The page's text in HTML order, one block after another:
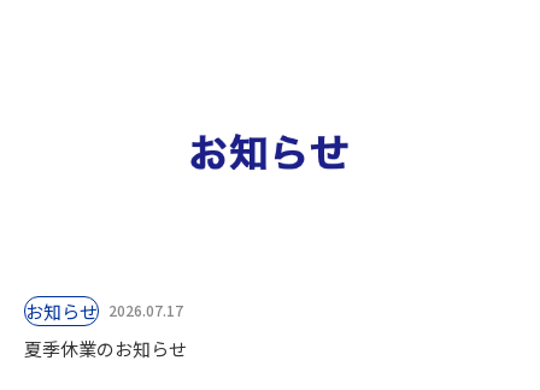
お知らせ 2026.07.17
夏季休業のお知らせ